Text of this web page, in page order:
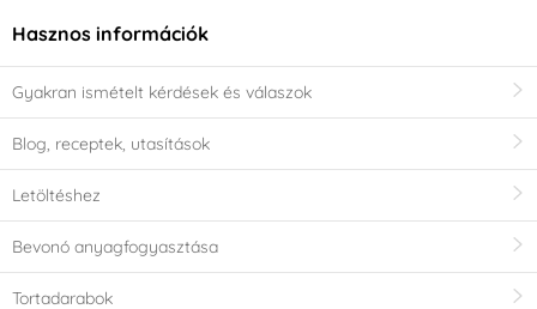
Hasznos információk
Gyakran ismételt kérdések és válaszok
Blog, receptek, utasítások
Letöltéshez
Bevonó anyagfogyasztása
Tortadarabok